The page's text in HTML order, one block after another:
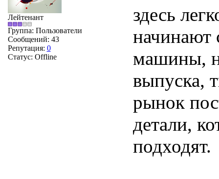
Лейтенант
Группа: Пользователи
Сообщений: 43
Репутация: 0
Статус: Offline
здесь
начинают
машины,
выпуска,
рынок
детали,
подходят.